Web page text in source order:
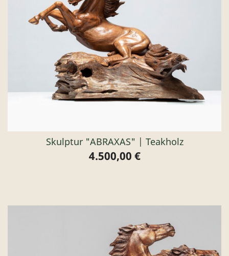
Skulptur "ABRAXAS" | Teakholz
Preis
4.500,00 €